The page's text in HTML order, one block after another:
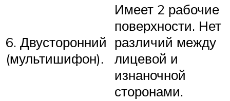
6. Двусторонний
(мультишифон).
Имеет 2 рабочие
поверхности. Нет
различий между
лицевой и
изнаночной
сторонами.